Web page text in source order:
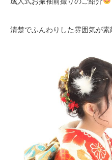
清楚でふんわりした雰囲気が素